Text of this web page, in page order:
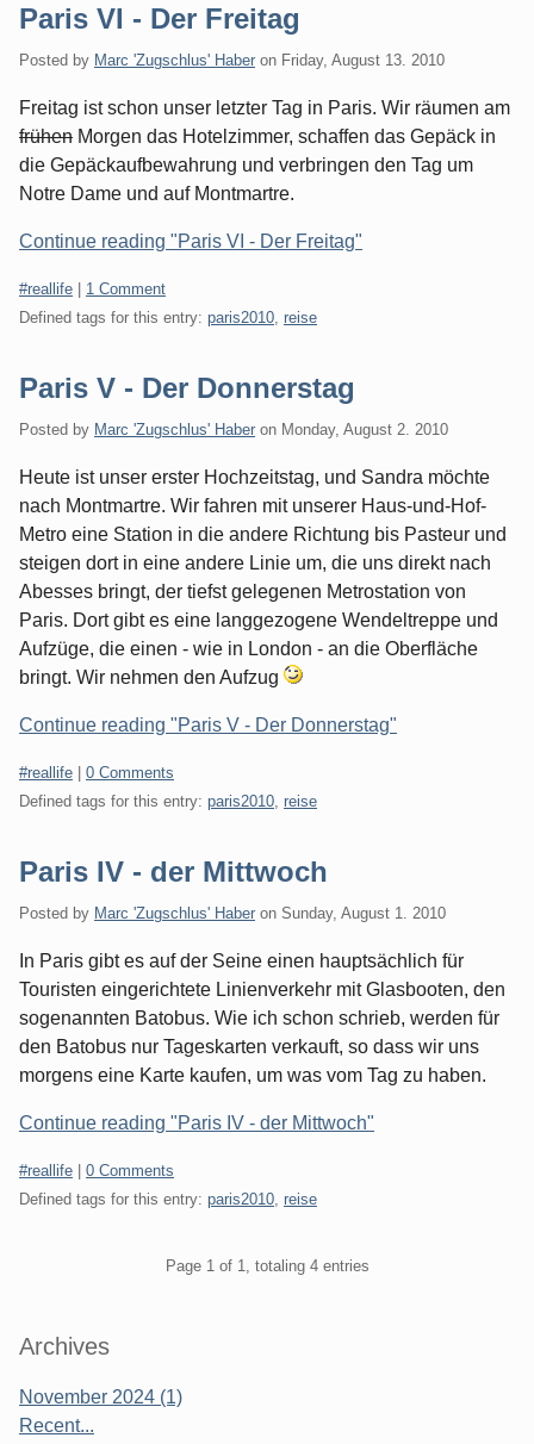
Paris VI - Der Freitag
Posted by Marc 'Zugschlus' Haber on Friday, August 13. 2010
Freitag ist schon unser letzter Tag in Paris. Wir räumen am
frühen Morgen das Hotelzimmer, schaffen das Gepäck in
die Gepäckaufbewahrung und verbringen den Tag um
Notre Dame und auf Montmartre.
Continue reading "Paris VI - Der Freitag"
Categories:
#reallife
1 Comment
Defined tags for this entry: paris2010 reise
Paris V - Der Donnerstag
Posted by Marc 'Zugschlus' Haber on Monday, August 2. 2010
Heute ist unser erster Hochzeitstag, und Sandra möchte
nach Montmartre. Wir fahren mit unserer Haus-und-Hof-
Metro eine Station in die andere Richtung bis Pasteur und
steigen dort in eine andere Linie um, die uns direkt nach
Abesses bringt, der tiefst gelegenen Metrostation von
Paris. Dort gibt es eine langgezogene Wendeltreppe und
Aufzüge, die einen - wie in London - an die Oberfläche
bringt. Wir nehmen den Aufzug
Continue reading "Paris V - Der Donnerstag"
Categories:
#reallife
0 Comments
Defined tags for this entry: paris2010 reise
Paris IV - der Mittwoch
Posted by Marc 'Zugschlus' Haber on Sunday, August 1. 2010
In Paris gibt es auf der Seine einen hauptsächlich für
Touristen eingerichtete Linienverkehr mit Glasbooten, den
sogenannten Batobus. Wie ich schon schrieb, werden für
den Batobus nur Tageskarten verkauft, so dass wir uns
morgens eine Karte kaufen, um was vom Tag zu haben.
Continue reading "Paris IV - der Mittwoch"
Categories:
#reallife
0 Comments
Defined tags for this entry: paris2010 reise
Page 1 of 1, totaling 4 entries
Sidebar
Archives
November 2024 (1)
Recent...